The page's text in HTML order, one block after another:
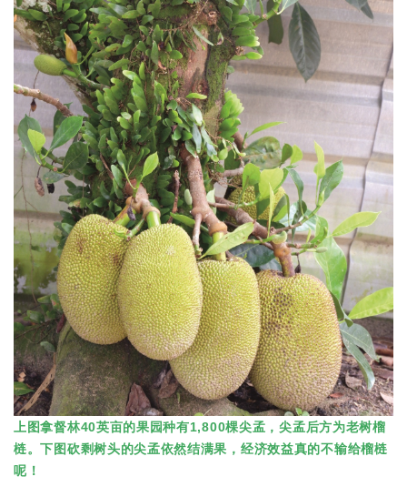
上图拿督林40英亩的果园种有1,800棵尖孟，尖孟后方为老树榴
梿。下图砍剩树头的尖孟依然结满果，经济效益真的不输给榴梿
呢！